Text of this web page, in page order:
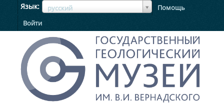
Язык русский
ЯзыкЯзык
Помощь
Войти